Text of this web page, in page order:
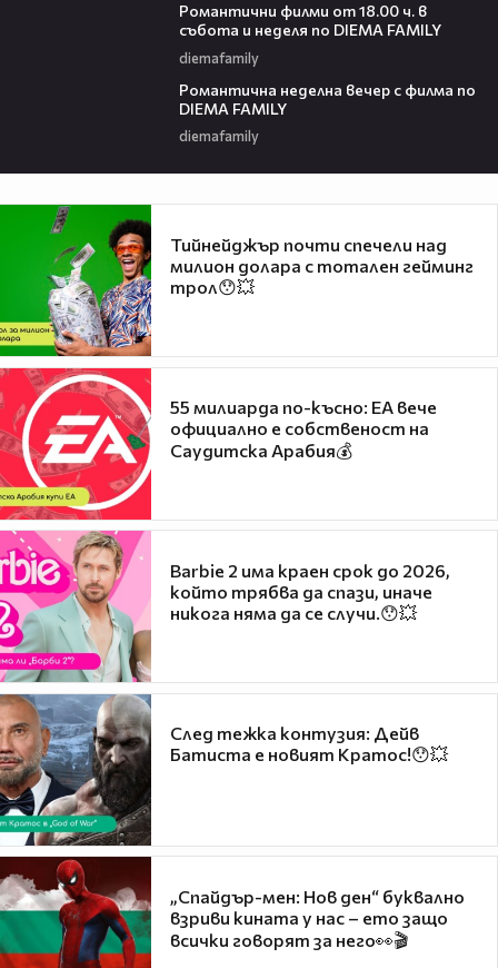
Романтични филми от 18.00 ч. в
събота и неделя по DIEMA FAMILY
diemafamily
Романтичнa неделна вечер с филма по
DIEMA FAMILY
diemafamily
Тийнейджър почти спечели над
милион долара с тотален гейминг
трол😯💥
55 милиарда по-късно: EA вече
официално е собственост на
Саудитска Арабия💰
Barbie 2 има краен срок до 2026,
който трябва да спази, иначе
никога няма да се случи.😯💥
След тежка контузия: Дейв
Батиста е новият Кратос!😯💥
„Спайдър-мен: Нов ден“ буквално
взриви кината у нас – ето защо
всички говорят за него👀🎬